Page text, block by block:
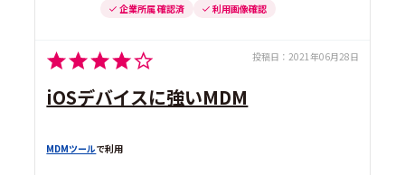
企業所属 確認済 利用画像確認
投稿日： 2021年06月28日
iOSデバイスに強いMDM
MDMツールで利用